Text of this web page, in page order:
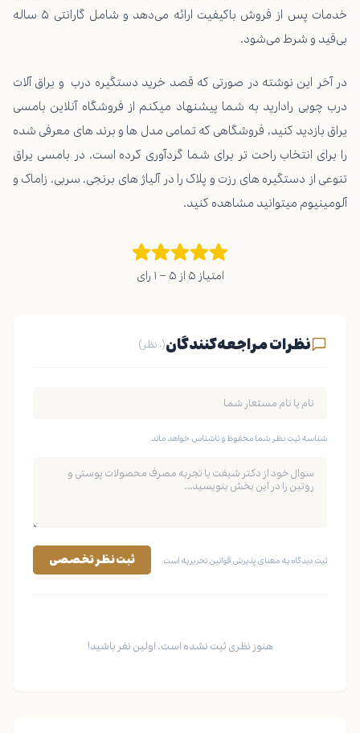
خدمات پس از فروش باکیفیت ارائه می‌دهد و شامل گارانتی ۵ ساله
بی‌قید و شرط می‌شود.
در آخر این نوشته در صورتی که قصد خرید دستگیره درب و یراق آلات
درب چوبی رادارید به شما پیشنهاد میکنم از فروشگاه آنلاین بامسی
یراق بازدید کنید، فروشگاهی که تمامی مدل ها و برند های معرفی شده
را برای انتخاب راحت تر برای شما گردآوری کرده است. در بامسی یراق
تنوعی از دستگیره های رزت و پلاک را در آلیاژ های برنجی، سربی، زاماک و
آلومینیوم میتوانید مشاهده کنید.
امتیاز ۵ از ۵ – ۱ رای
نظرات مراجعه‌کنندگان(۰ نظر)
شناسه ثبت نظر شما محفوظ و ناشناس خواهد ماند.
ثبت دیدگاه به معنای پذیرش قوانین تحریریه است. ثبت نظر تخصصی
هنوز نظری ثبت نشده است. اولین نفر باشید!